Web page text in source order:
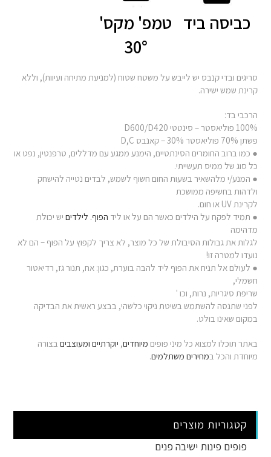
כביסה ביד טמפ' מקס'
30°
סריגים ובדי קנבס יש לייבש על משטח שטוח (למניעת מתיחה ועיוות), וללא
קרינת שמש ישירה.
הרכבי בד:
100% פוליאסטר – סינטטי D600/D420
פשתן 70% פוליאסטר 30% – קאנבס D,C
● כמו ברוב החומרים הסינתטיים, הימנע ממגע עם מדללים, טרפנטין, נפט או
כל סוג של ממיס תעשייתי.
● המנע/י מלהשאיר בשעות החום חשוף לשמש, לבדים נטייה להישחק
ולדהות בחשיפה ממושכת
לקרינת UV או חום.
● תמיד לפקח על הילדים כאשר הם על או ליד הפוף. לילדים יש יכולת
מדהימה
לגלות את גבולות הסיבולת של כל מוצר, לא צריך לקפוץ על הפוף – הם לא
נועדו למטרה זו!
● לעולם אל תניח את הפוף ליד להבה בוערת, כגון: אח, תנור גז, רדיאטור
חשמלי,
שריפת סיגריות, נרות, וכו '
לפני שתנסה להשתמש בשיטת ניקוי כלשהי, בבצע ראשית את הבדיקה
במקום שאינו בולט.
באתר תוכלו למצוא כל מיני פופים מיוחדים, יוקרתיים ומעוצבים בצורה
מיוחדת והכל במחירים משתלמים.
קטגוריות מוצרים
פופים פינות ישיבה פנים